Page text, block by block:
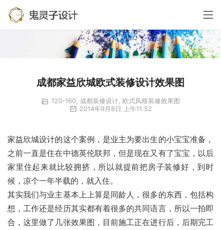
成都家益欣城欧式装修设计效果图
120-160, 成都装修设计, 欧式风格装修效果图
2014年9月8日 上午11:52
家益欣城设计的这个案例，是业主为要出生的小宝宝准备，
之前一直是住在中德英伦联邦，但是现在又有了宝宝，以后
家里住起来就比较拥挤，所以就提前把房子装修好，到时
候，凉个一年半载的，就入住。
其实我们与业主基本上上算是同龄人，很多的东西，包括构
想，工作还是经历其实都有着很多的共同语言，所以一拍即
合，这里做了几张效果图，目前施工正在进行后，后期完工